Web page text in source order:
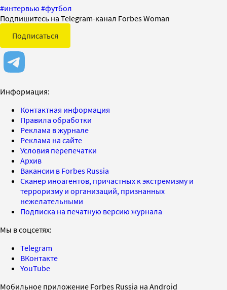
#интервью #футбол
Подпишитесь на Telegram-канал Forbes Woman
Подписаться
Информация:
Контактная информация
Правила обработки
Реклама в журнале
Реклама на сайте
Условия перепечатки
Архив
Вакансии в Forbes Russia
Сканер иноагентов, причастных к экстремизму и
терроризму и организаций, признанных
нежелательными
Подписка на печатную версию журнала
Мы в соцсетях:
Telegram
ВКонтакте
YouTube
Мобильное приложение Forbes Russia на Android